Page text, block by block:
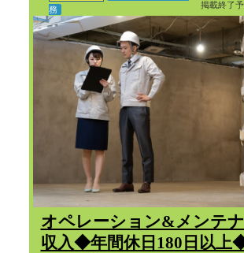
掲載終了
務
オペレーション&メンテ
収入◆年間休日180日以上